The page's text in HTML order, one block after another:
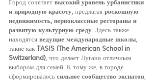
и природную красоту , предлагая роскошную
недвижимость, первоклассные рестораны и
развитую культурную среду . Здесь также
находятся ведущие международные школы
такие как TASIS (The American School in
Switzerland) , что делает Лугано отличным
выбором для семей. К тому же, в городе
сформировалось сильное сообщество экспатов